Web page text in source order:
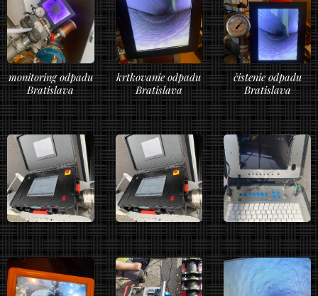
monitoring odpadu
Bratislava
krtkovanie odpadu
Bratislava
čistenie odpadu
Bratislava